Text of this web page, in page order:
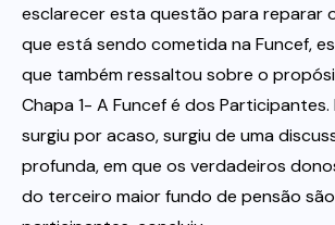
esclarecer esta questão para reparar
que está sendo cometida na Funcef,
que também ressaltou sobre o
Chapa 1- A Funcef é dos Participantes.
surgiu por acaso, surgiu de uma
profunda, em que os verdadeiros
do terceiro maior fundo de pensão